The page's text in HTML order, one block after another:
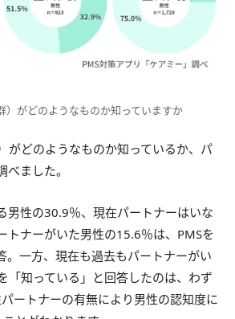
）がどのようなものか知っていますか
がどのようなものか知っているか、パ
ました。
男性の30.9％、現在パートナーはいな
トナーがいた男性の15.6％は、PMSを
。一方、現在も過去もパートナーがい
「知っている」と回答したのは、わず
ートナーの有無により男性の認知度に